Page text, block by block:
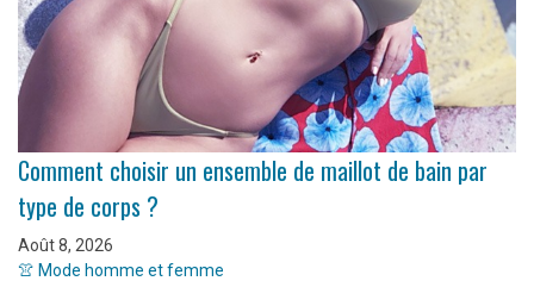
Comment choisir un ensemble de maillot de bain par
type de corps ?
Août 8, 2026
👚 Mode homme et femme